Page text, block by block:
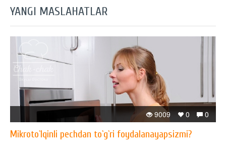
YANGI MASLAHATLAR
0
0
9009
Mikroto`lqinli pechdan to`g`ri foydalanayapsizmi?